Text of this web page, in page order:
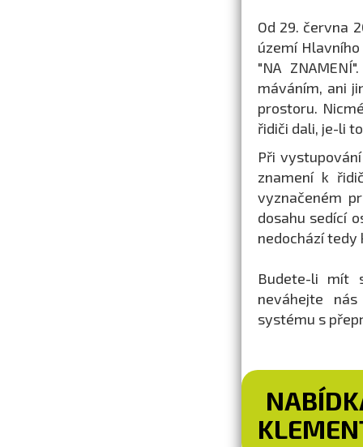
Od 29. června
území
"NA
máváním, ani
prostoru.
řidiči dali, je-li
Při
znamení k
vyznačeném
dosahu sedící
nedochází tedy
Budete-li mít
neváhejte
systému s